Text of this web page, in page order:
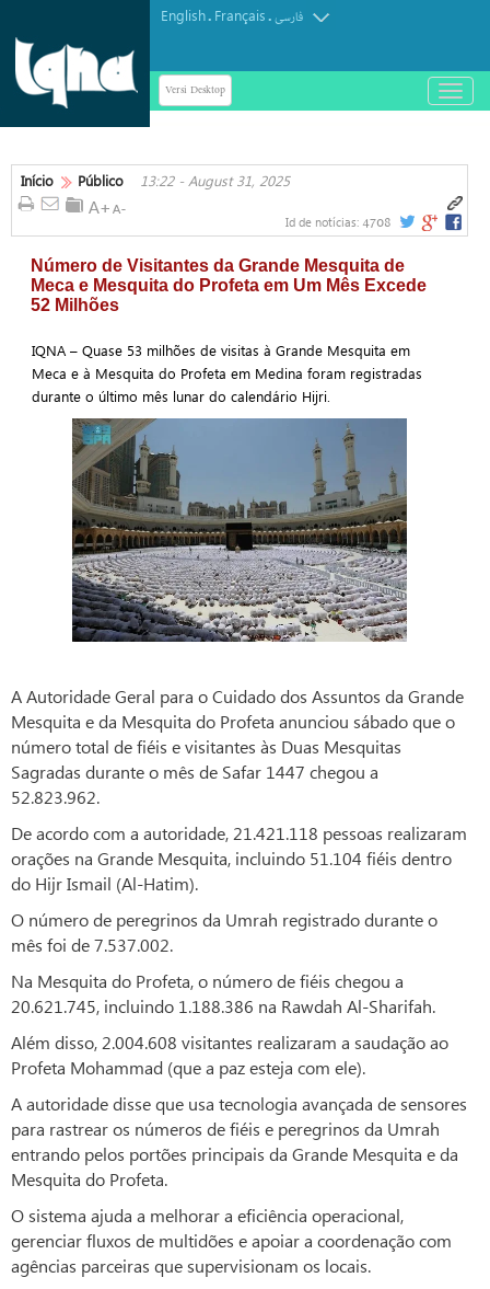
English. Français.فارسی
Versi Desktop
باز
و
کردن
Início Público 13:22 - August 31, 2025
Id de notícias: 4708
Número de Visitantes da Grande Mesquita de
Meca e Mesquita do Profeta em Um Mês Excede
52 Milhões
IQNA – Quase 53 milhões de visitas à Grande Mesquita em
Meca e à Mesquita do Profeta em Medina foram registradas
durante o último mês lunar do calendário Hijri.
A Autoridade Geral para o Cuidado dos Assuntos da Grande
Mesquita e da Mesquita do Profeta anunciou sábado que o
número total de fiéis e visitantes às Duas Mesquitas
Sagradas durante o mês de Safar 1447 chegou a
52.823.962.
De acordo com a autoridade, 21.421.118 pessoas realizaram
orações na Grande Mesquita, incluindo 51.104 fiéis dentro
do Hijr Ismail (Al-Hatim).
O número de peregrinos da Umrah registrado durante o
mês foi de 7.537.002.
Na Mesquita do Profeta, o número de fiéis chegou a
20.621.745, incluindo 1.188.386 na Rawdah Al-Sharifah.
Além disso, 2.004.608 visitantes realizaram a saudação ao
Profeta Mohammad (que a paz esteja com ele).
A autoridade disse que usa tecnologia avançada de sensores
para rastrear os números de fiéis e peregrinos da Umrah
entrando pelos portões principais da Grande Mesquita e da
Mesquita do Profeta.
O sistema ajuda a melhorar a eficiência operacional,
gerenciar fluxos de multidões e apoiar a coordenação com
agências parceiras que supervisionam os locais.